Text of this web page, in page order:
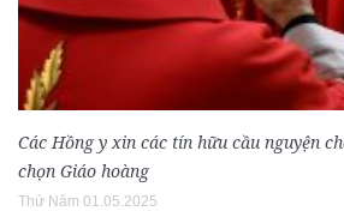
Các Hồng y xin các tín hữu cầu nguyện
chọn Giáo hoàng
Thứ Năm 01.05.2025